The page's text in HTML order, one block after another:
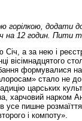
додати
на 12 годин. Пити
а за нею і
вісімнадцятого
формувалися
стало не до
царських
харчовий нарком
усе пишне
і компоту».